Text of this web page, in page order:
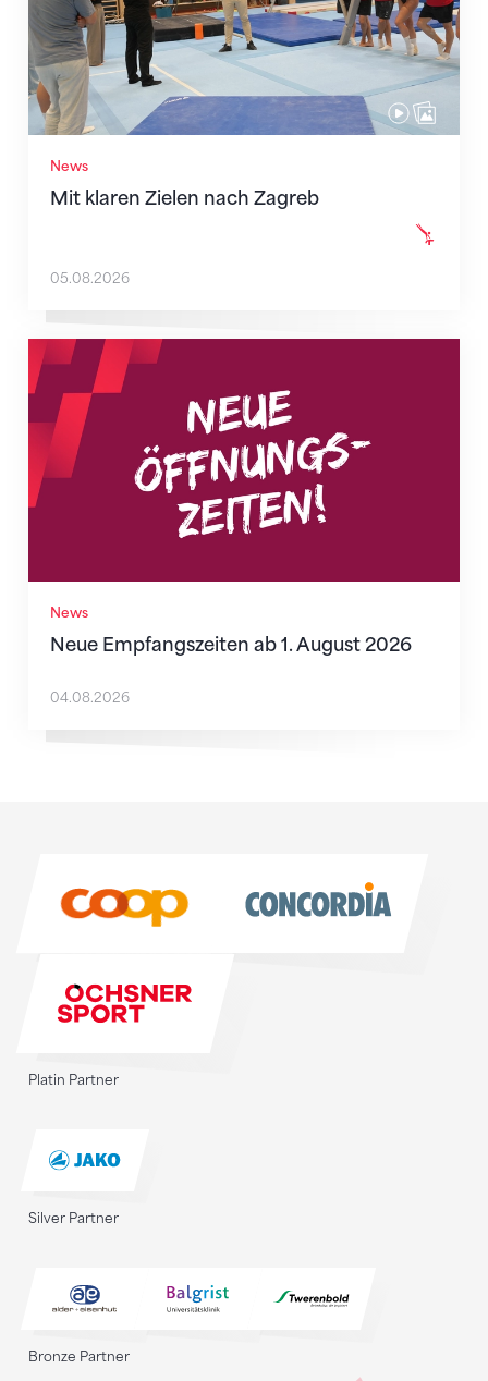
News
Mit klaren Zielen nach Zagreb
05.08.2026
News
Neue Empfangszeiten ab 1. August 2026
Neue Empfangszeiten ab 1. August 2026
04.08.2026
Platin Partner
Silver Partner
Bronze Partner